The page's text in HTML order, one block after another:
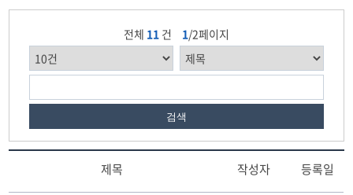
전체 11 건 1/2페이지
검색
제목 작성자 등록일